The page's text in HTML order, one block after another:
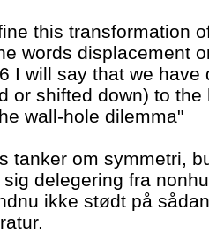
this transformation
words displacement
I will say that we have
or shifted down) to
wall-hole dilemma"
tanker om symmetri,
delegering fra
ikke stødt på